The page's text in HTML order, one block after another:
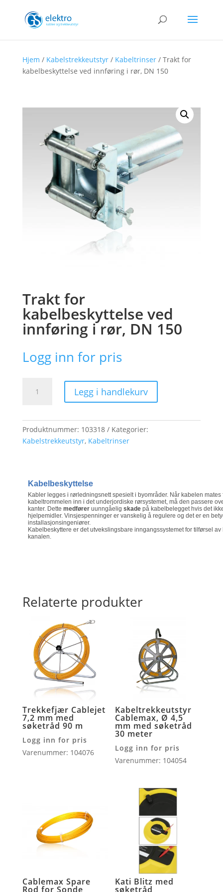
Hjem / Kabelstrekkeutstyr/ Kabeltrinser/ Trakt for
kabelbeskyttelse ved innføring i rør, DN 150
Trakt for
kabelbeskyttelse ved
innføring i rør, DN 150
Logg inn for pris
innføring
i
antall
Legg i handlekurv
Produktnummer: 103318
Kategorier:
Kabelstrekkeutstyr, Kabeltrinser
Kabelbeskyttelse
Kabler legges i rørledningsnett spesielt i byområder. Når kabelen mates
kabeltrommelen inn i det underjordiske rørsystemet, må den passere
kanter. Dette medføreruunngåelig skadepå kabelbelegget hvis det
hjelpemidler. Vinsjespenninger er vanskelig å regulere og det er en
installasjonsingeniører.
Kabelbeskyttere er det utvekslingsbare inngangssystemet for tilførsel av
kanalen.
Relaterte produkter
Trekkefjær Cablejet
7,2 mm med
søketråd 90 m
Logg inn for pris
Varenummer: 104076
Kabeltrekkeutstyr
Cablemax, Ø 4,5
mm med søketråd
30 meter
Logg inn for pris
Varenummer: 104054
Cablemax Spare
Rod for Sonde
Kati Blitz med
søketråd